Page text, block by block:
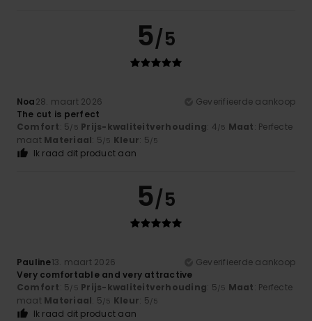
5/5
Noa28. maart 2026
Geverifieerde aankoop
The cut is perfect
Comfort: 5/5 Prijs-kwaliteitverhouding: 4/5 Maat: Perfecte
maat Materiaal: 5/5 Kleur: 5/5
Ik raad dit product aan
5/5
Pauline13. maart 2026
Geverifieerde aankoop
Very comfortable and very attractive
Comfort: 5/5 Prijs-kwaliteitverhouding: 5/5 Maat: Perfecte
maat Materiaal: 5/5 Kleur: 5/5
Ik raad dit product aan